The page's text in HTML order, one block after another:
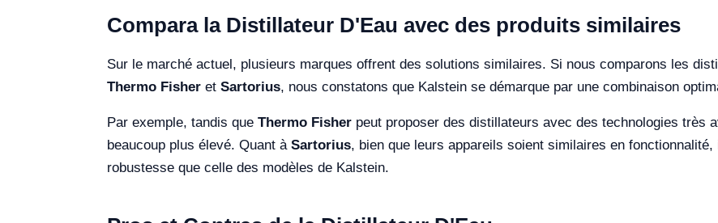
Compara la Distillateur D'Eau avec des produits similaires
Sur le marché actuel, plusieurs marques offrent des solutions similaires. Si nous comparons les
Thermo Fisher et Sartorius, nous constatons que Kalstein se démarque par une combinaison
Par exemple, tandis que Thermo Fisher peut proposer des distillateurs avec des technologies très
beaucoup plus élevé. Quant à Sartorius, bien que leurs appareils soient similaires en
robustesse que celle des modèles de Kalstein.